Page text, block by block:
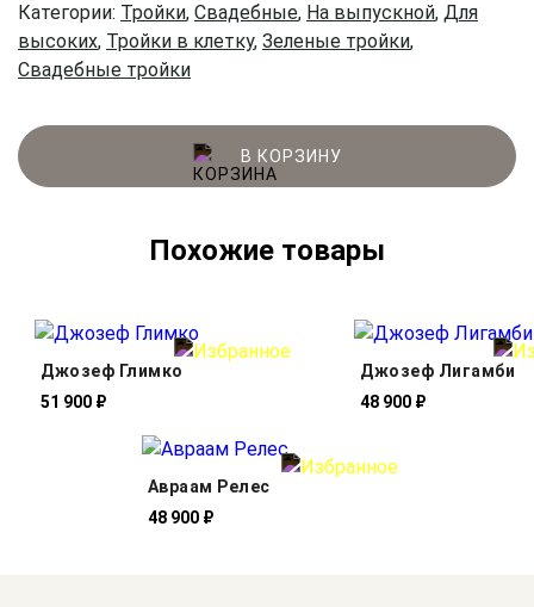
Категории: Тройки, Свадебные, На выпускной, Для
высоких, Тройки в клетку, Зеленые тройки,
Свадебные тройки
В КОРЗИНУ
Похожие товары
Джозеф Глимко
51 900 ₽
Джозеф Лигамби
48 900 ₽
Авраам Релес
48 900 ₽